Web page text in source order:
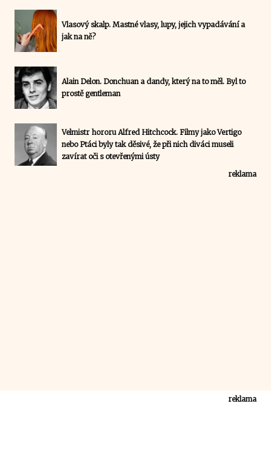
Vlasový skalp. Mastné vlasy, lupy, jejich vypadávání a
jak na ně?
Alain Delon. Donchuan a dandy, který na to měl. Byl to
prostě gentleman
Velmistr hororu Alfred Hitchcock. Filmy jako Vertigo
nebo Ptáci byly tak děsivé, že při nich diváci museli
zavírat oči s otevřenými ústy
reklama
reklama